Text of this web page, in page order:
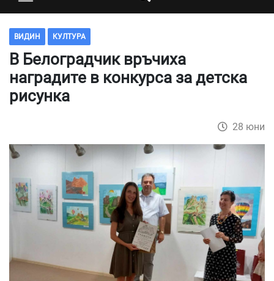
ВИДИН КУЛТУРА
В Белоградчик връчиха
наградите в конкурса за детска
рисунка
28 юни